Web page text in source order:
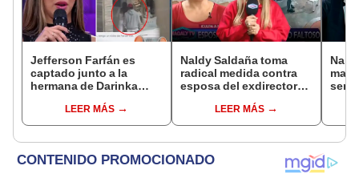
Jefferson Farfán es
captado junto a la
hermana de Darinka
Kanashiro trabajaba: “Él
tiene sus…”
LEER MÁS
Naldy Saldaña toma
radical medida contra
esposa del exdirector
acusarla de tener
relación con él: “Es
LEER MÁS